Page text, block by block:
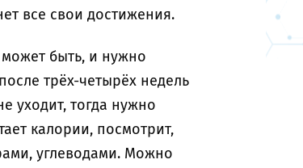
все свои достижения.
быть, и нужно
трёх-четырёх недель
уходит, тогда нужно
калории, посмотрит,
углеводами. Можно